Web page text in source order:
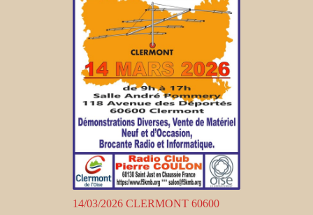
14/03/2026 CLERMONT 60600